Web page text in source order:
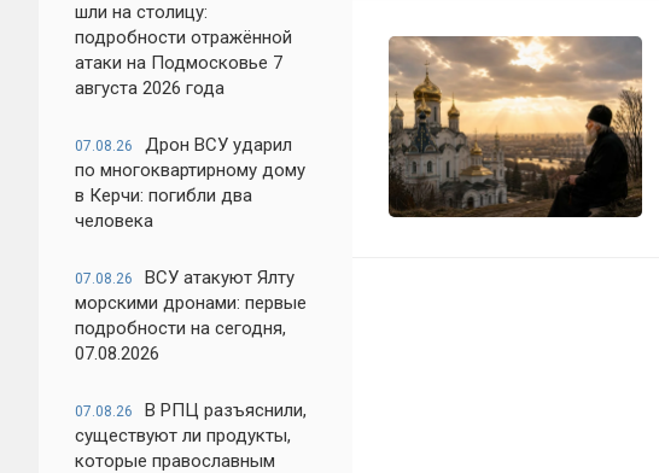
шли на столицу:
подробности отражённой
атаки на Подмосковье 7
августа 2026 года
07.08.26
Дрон ВСУ ударил
по многоквартирному дому
в Керчи: погибли два
человека
07.08.26
ВСУ атакуют Ялту
морскими дронами: первые
подробности на сегодня,
07.08.2026
07.08.26
В РПЦ разъяснили,
существуют ли продукты,
которые православным